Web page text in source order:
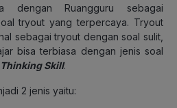
dengan Ruangguru sebagai
tryout yang terpercaya. Tryout
sebagai tryout dengan soal sulit,
bisa terbiasa dengan jenis soal
Skill.
2 jenis yaitu: